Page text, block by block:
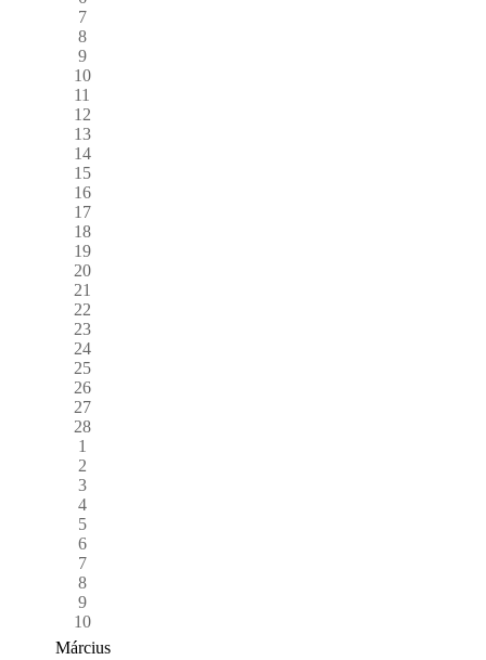
7
8
9
10
11
12
13
14
15
16
17
18
19
20
21
22
23
24
25
26
27
28
1
2
3
4
5
6
7
8
9
10
Március